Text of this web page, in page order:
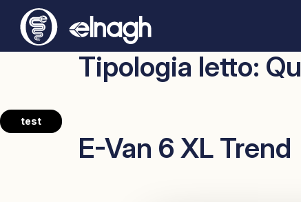
Tipologia letto:
test
E-Van 6 XL Trend